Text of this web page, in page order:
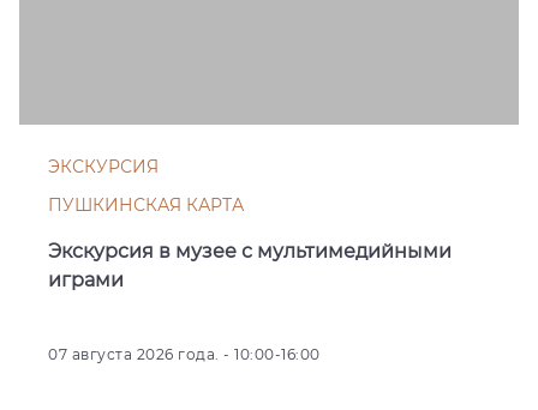
ЭКСКУРСИЯ
ПУШКИНСКАЯ КАРТА
Экскурсия в музее с мультимедийными
играми
07 августа 2026 года. - 10:00-16:00